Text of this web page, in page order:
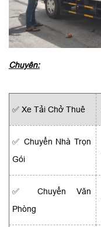
Chuyên:
✅ Xe Tải Chở Thuê
✅ Chuyển Nhà Trọn
Gói
✅ Chuyển Văn
Phòng